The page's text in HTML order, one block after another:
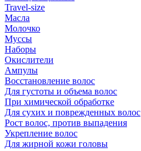
Travel-size
Масла
Молочко
Муссы
Наборы
Окислители
Ампулы
Восстановление волос
Для густоты и объема волос
При химической обработке
Для сухих и поврежденных волос
Рост волос, против выпадения
Укрепление волос
Для жирной кожи головы